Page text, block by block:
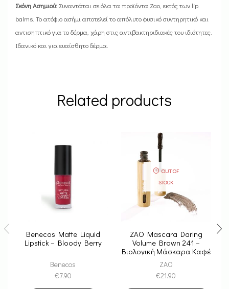
Σκόνη Ασημιού: Συναντάται σε όλα τα προϊόντα Zao, εκτός των lip
balms. Το ατόφιο ασήμι αποτελεί το απόλυτο φυσικό συντηρητικό και
αντισηπτικό για το δέρμα, χάρη στις αντιβακτηριδιακές του ιδιότητες.
Ιδανικό και για ευαίσθητο δέρμα.
Related products
Benecos Matte Liquid
Lipstick – Bloody Berry
Benecos
€7.90
OUT OF
STOCK
ZAO Mascara Daring
Volume Brown 241 –
Βιολογική Μάσκαρα Καφέ
Για Όγκο
ZAO
€21.90